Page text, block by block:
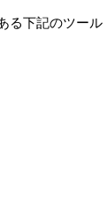
る下記のツール